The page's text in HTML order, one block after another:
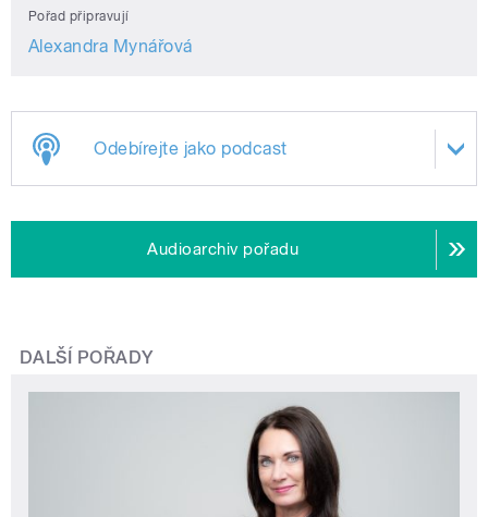
Pořad připravují
Alexandra Mynářová
Odebírejte jako podcast
Audioarchiv pořadu
DALŠÍ POŘADY